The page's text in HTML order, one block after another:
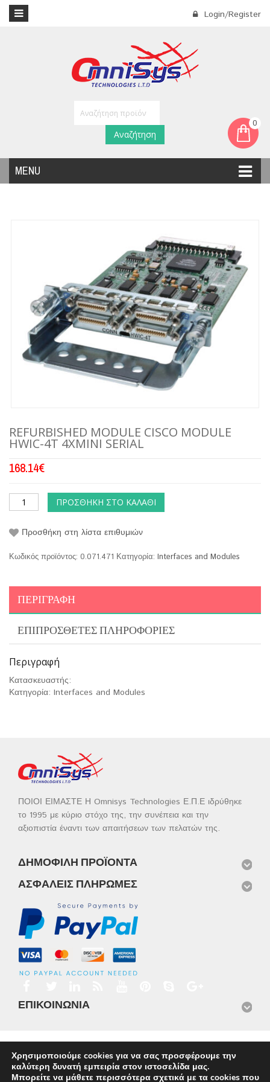
Login/Register
0
MENU
Αναζήτηση
REFURBISHED MODULE CISCO MODULE
HWIC-4T 4XMINI SERIAL
168.14€
ΠΡΟΣΘΉΚΗ ΣΤΟ ΚΑΛΆΘΙ
Προσθήκη στη λίστα επιθυμιών
Κωδικός προϊόντος: 0.071.471 Κατηγορία: Interfaces and Modules
ΠΕΡΙΓΡΑΦΉ
ΕΠΙΠΡΌΣΘΕΤΕΣ ΠΛΗΡΟΦΟΡΊΕΣ
Περιγραφή
Κατασκευαστής:
Κατηγορία: Interfaces and Modules
ΠΟΙΟΙ ΕΙΜΑΣΤΕ Η Omnisys Technologies Ε.Π.Ε ιδρύθηκε
το 1995 με κύριο στόχο της, την συνέπεια και την
αξιοπιστία έναντι των απαιτήσεων των πελατών της.
ΔΗΜΟΦΙΛΉ ΠΡΟΪΌΝΤΑ
ΑΣΦΑΛΕΊΣ ΠΛΗΡΩΜΈΣ
ΕΠΙΚΟΙΝΩΝΊΑ
Προϊόντα
Φωτογραφίες
Service
Εταιρικό Προφίλ
Επικοινωνία
© 2026Omnisys
Χρησιμοποιούμε cookies για να σας προσφέρουμε την
καλύτερη δυνατή εμπειρία στον ιστοσελίδα μας.
Μπορείτε να μάθετε περισσότερα σχετικά με τα cookies που